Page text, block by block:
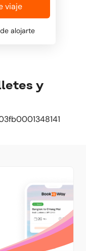
viaje
alojarte
y